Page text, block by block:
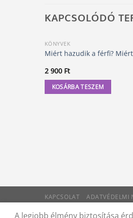
KAPCSOLÓDÓ
KÖNYVEK
Miért hazudik a férfi?
2 900 Ft
KOSÁRBA TESZEM
KAPCSOLAT ADATVÉDELMI
© 2012 - 2026 Trigon 9000
A legjobb élmény biztosítása